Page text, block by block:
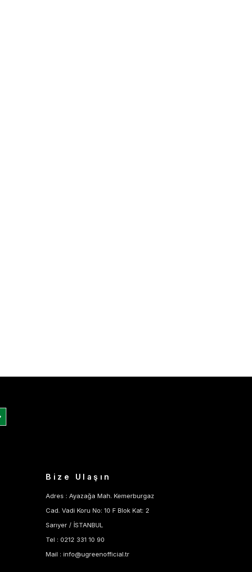
Bize Ulaşın
Adres : Ayazağa Mah. Kemerburgaz
Cad. Vadi Koru No: 10 F Blok Kat: 2
Sarıyer / İSTANBUL
Tel : 0212 331 10 90
Mail : info@ugreenofficial.tr